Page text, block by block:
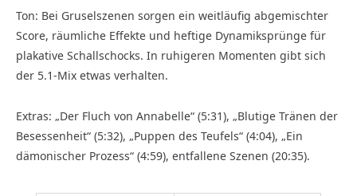
Ton: Bei Gruselszenen sorgen ein weitläufig abgemischter
Score, räumliche Effekte und heftige Dynamiksprünge für
plakative Schallschocks. In ruhigeren Momenten gibt sich
der 5.1-Mix etwas verhalten.
Extras: „Der Fluch von Annabelle“ (5:31), „Blutige Tränen der
Besessenheit“ (5:32), „Puppen des Teufels“ (4:04), „Ein
dämonischer Prozess“ (4:59), entfallene Szenen (20:35).